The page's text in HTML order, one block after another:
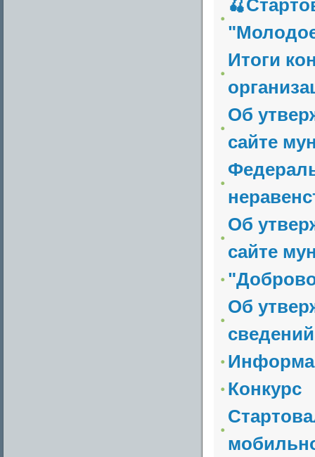
Итоги
Об
сайте
Об
сайте
Об
Конкурс